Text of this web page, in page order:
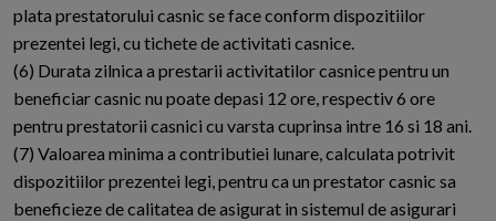
plata prestatorului casnic se face conform dispozitiilor
prezentei legi, cu tichete de activitati casnice.
(6) Durata zilnica a prestarii activitatilor casnice pentru un
beneficiar casnic nu poate depasi 12 ore, respectiv 6 ore
pentru prestatorii casnici cu varsta cuprinsa intre 16 si 18 ani.
(7) Valoarea minima a contributiei lunare, calculata potrivit
dispozitiilor prezentei legi, pentru ca un prestator casnic sa
beneficieze de calitatea de asigurat in sistemul de asigurari